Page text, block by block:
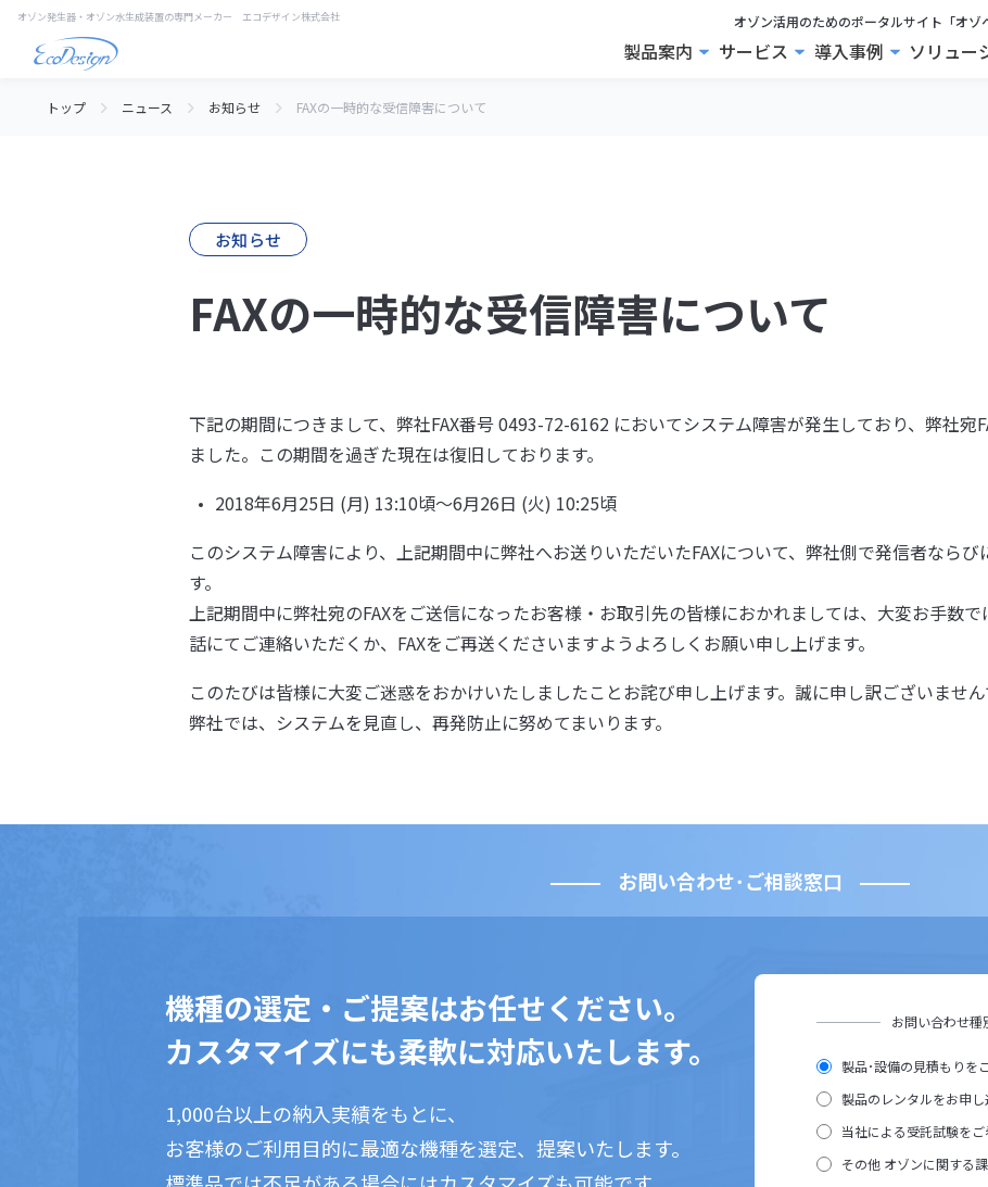
オゾン活用のためのポータルサイト「オゾ
製品案内 サービス 導入事例 ソリュー
トップ ニュース お知らせ FAXの一時的な受信障害について
お知らせ
FAXの一時的な受信障害について
下記の期間につきまして、弊社FAX番号 0493-72-6162 においてシステム障害が発生しており、弊社宛
ました。この期間を過ぎた現在は復旧しております。
2018年6月25日 (月) 13:10頃～6月26日 (火) 10:25頃
このシステム障害により、上記期間中に弊社へお送りいただいたFAXについて、弊社側で発信者なら
す。
上記期間中に弊社宛のFAXをご送信になったお客様・お取引先の皆様におかれましては、大変お手数
話にてご連絡いただくか、FAXをご再送くださいますようよろしくお願い申し上げます。
このたびは皆様に大変ご迷惑をおかけいたしましたことお詫び申し上げます。誠に申し訳ございません
弊社では、システムを見直し、再発防止に努めてまいります。
お問い合わせ･ご相談窓口
機種の選定・ご提案はお任せください。
カスタマイズにも柔軟に対応いたします。
1,000台以上の納入実績をもとに、
お客様のご利用目的に最適な機種を選定、提案いたします。
お問い合わせ
製品･設備の見積もりを
製品のレンタルをお申
当社による受託試験を
その他 オゾンに関する